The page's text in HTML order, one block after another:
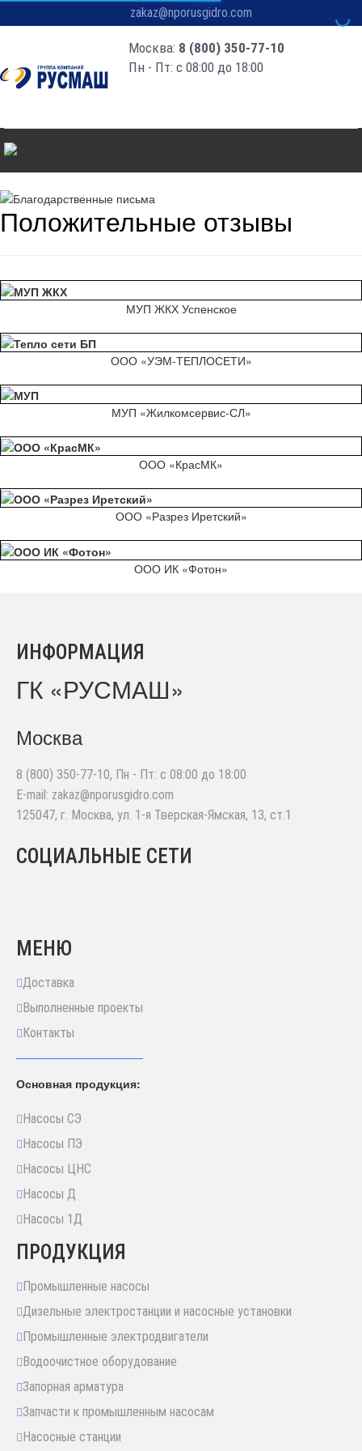
zakaz@nporusgidro.com
Москва: 8 (800) 350-77-10
Пн - Пт: с 08:00 до 18:00
Положительные отзывы
МУП ЖКХ Успенское
ООО «УЭМ-ТЕПЛОСЕТИ»
МУП «Жилкомсервис-СЛ»
ООО «КрасМК»
ООО «Разрез Иретский»
ООО ИК «Фотон»
ИНФОРМАЦИЯ
ГК «РУСМАШ»
Москва
8 (800) 350-77-10, Пн - Пт: с 08:00 до 18:00
E-mail: zakaz@nporusgidro.com
125047, г. Москва, ул. 1-я Тверская-Ямская, 13, ст.1
СОЦИАЛЬНЫЕ СЕТИ
МЕНЮ
Доставка
Выполненные проекты
Контакты
Основная продукция:
Насосы СЭ
Насосы ПЭ
Насосы ЦНС
Насосы Д
Насосы 1Д
ПРОДУКЦИЯ
Промышленные насосы
Дизельные электростанции и насосные установки
Промышленные электродвигатели
Водоочистное оборудование
Запорная арматура
Запчасти к промышленным насосам
Насосные станции